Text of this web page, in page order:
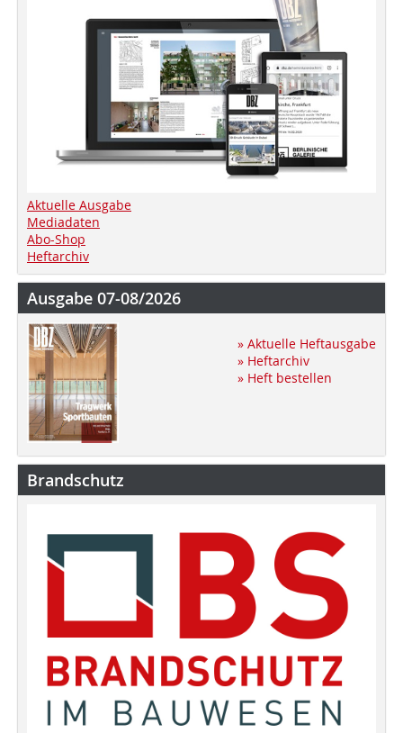
Aktuelle Ausgabe
Mediadaten
Abo-Shop
Heftarchiv
Ausgabe 07-08/2026
» Aktuelle Heftausgabe
» Heftarchiv
» Heft bestellen
Brandschutz